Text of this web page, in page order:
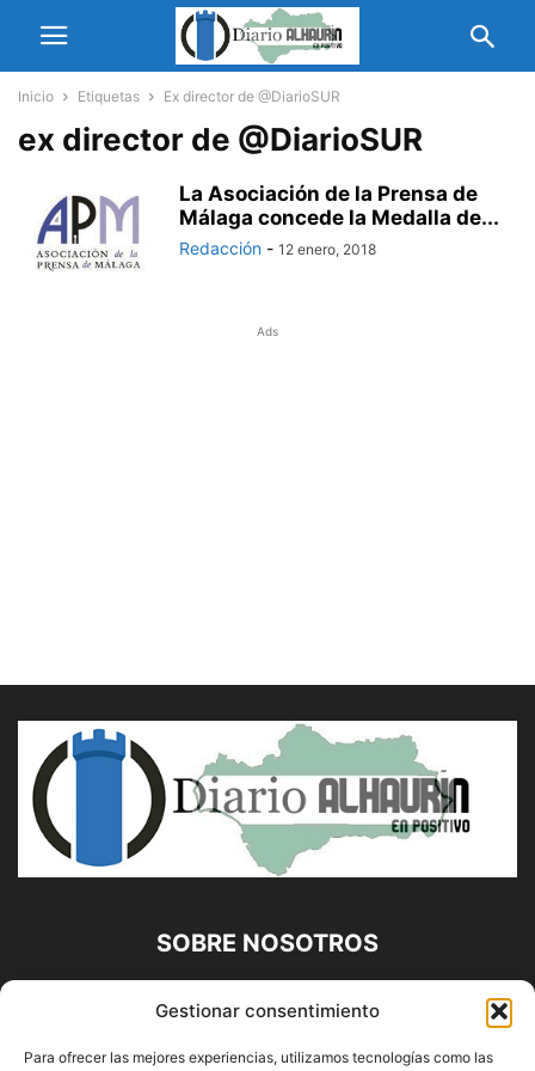
Gestionar consentimiento
Para ofrecer las mejores experiencias, utilizamos tecnologías como las
Inicio Etiquetas Ex director de @DiarioSUR
ex director de @DiarioSUR
La Asociación de la Prensa de
Málaga concede la Medalla de...
Redacción - 12 enero, 2018
Ads
SOBRE NOSOTROS
Diario Alhaurín (www.alhaurindelatorre.com) Propiedad de
Francisco E. López López | 639 95 71 95 | Noticias de
Alhaurín de la Torre, Málaga y Provincia|